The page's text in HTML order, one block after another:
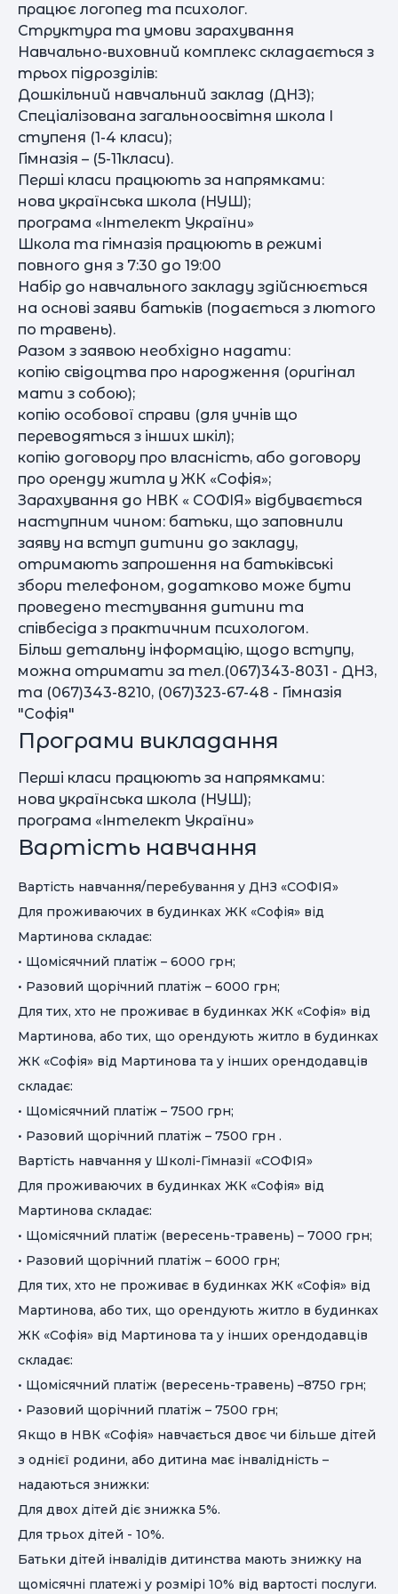
працює логопед та психолог.
Структура та умови зарахування
Навчально-виховний комплекс складається з
трьох підрозділів:
Дошкільний навчальний заклад (ДНЗ);
Спеціалізована загальноосвітня школа І
ступеня (1-4 класи);
Гімназія – (5-11класи).
Перші класи працюють за напрямками:
нова українська школа (НУШ);
програма «Інтелект України»
Школа та гімназія працюють в режимі
повного дня з 7:30 до 19:00
Набір до навчального закладу здійснюється
на основі заяви батьків (подається з лютого
по травень).
Разом з заявою необхідно надати:
копію свідоцтва про народження (оригінал
мати з собою);
копію особової справи (для учнів що
переводяться з інших шкіл);
копію договору про власність, або договору
про оренду житла у ЖК «Софія»;
Зарахування до НВК « СОФІЯ» відбувається
наступним чином: батьки, що заповнили
заяву на вступ дитини до закладу,
отримають запрошення на батьківські
збори телефоном, додатково може бути
проведено тестування дитини та
співбесіда з практичним психологом.
Більш детальну інформацію, щодо вступу,
можна отримати за тел.(‎067)343-8031 - ДНЗ,
та (‎067)343-8210, (067)323-67-48 - Гімназія
"Софія"
Програми викладання
Перші класи працюють за напрямками:
нова українська школа (НУШ);
програма «Інтелект України»
Вартість навчання
Вартість навчання/перебування у ДНЗ «СОФІЯ»
Для проживаючих в будинках ЖК «Софія» від
Мартинова складає:
• Щомісячний платіж – 6000 грн;
• Разовий щорічний платіж – 6000 грн;
Для тих, хто не проживає в будинках ЖК «Софія» від
Мартинова, або тих, що орендують житло в будинках
ЖК «Софія» від Мартинова та у інших орендодавців
складає:
• Щомісячний платіж – 7500 грн;
• Разовий щорічний платіж – 7500 грн .
Вартість навчання у Школі-Гімназії «СОФІЯ»
Для проживаючих в будинках ЖК «Софія» від
Мартинова складає:
• Щомісячний платіж (вересень-травень) – 7000 грн;
• Разовий щорічний платіж – 6000 грн;
Для тих, хто не проживає в будинках ЖК «Софія» від
Мартинова, або тих, що орендують житло в будинках
ЖК «Софія» від Мартинова та у інших орендодавців
складає:
• Щомісячний платіж (вересень-травень) –8750 грн;
• Разовий щорічний платіж – 7500 грн;
Якщо в НВК «Софія» навчається двоє чи більше дітей
з однієї родини, або дитина має інвалідність –
надаються знижки:
Для двох дітей діє знижка 5%.
Для трьох дітей - 10%.
Батьки дітей інвалідів дитинства мають знижку на
щомісячні платежі у розмірі 10% від вартості послуги.